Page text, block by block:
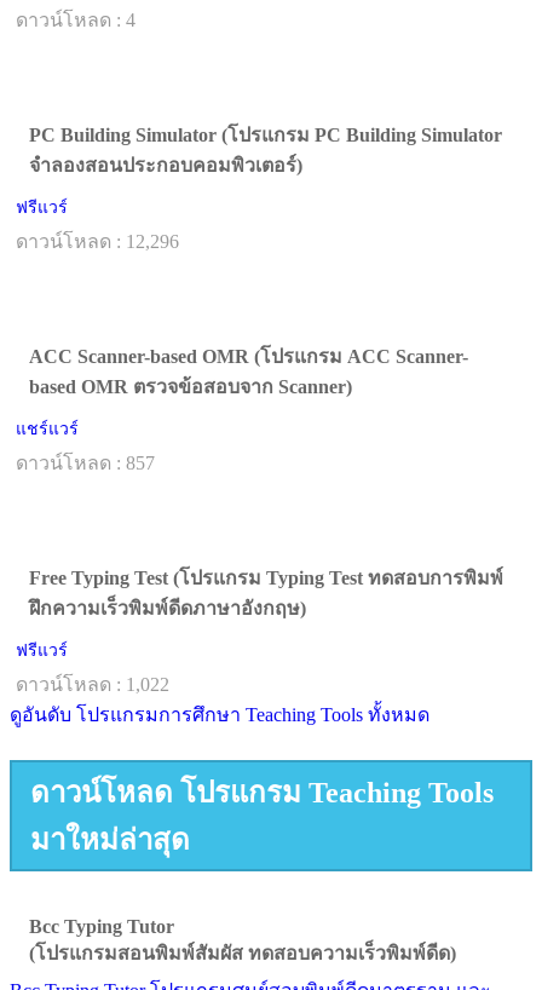
ดาวน์โหลด : 4
PC Building Simulator (โปรแกรม PC Building Simulator
จำลองสอนประกอบคอมพิวเตอร์)
ฟรีแวร์
ดาวน์โหลด : 12,296
ACC Scanner-based OMR (โปรแกรม ACC Scanner-
based OMR ตรวจข้อสอบจาก Scanner)
แชร์แวร์
ดาวน์โหลด : 857
Free Typing Test (โปรแกรม Typing Test ทดสอบการพิมพ์
ฝึกความเร็วพิมพ์ดีดภาษาอังกฤษ)
ฟรีแวร์
ดาวน์โหลด : 1,022
ดูอันดับ โปรแกรมการศึกษา Teaching Tools ทั้งหมด
ดาวน์โหลด โปรแกรม Teaching Tools
มาใหม่ล่าสุด
Bcc Typing Tutor
(โปรแกรมสอนพิมพ์สัมผัส ทดสอบความเร็วพิมพ์ดีด)